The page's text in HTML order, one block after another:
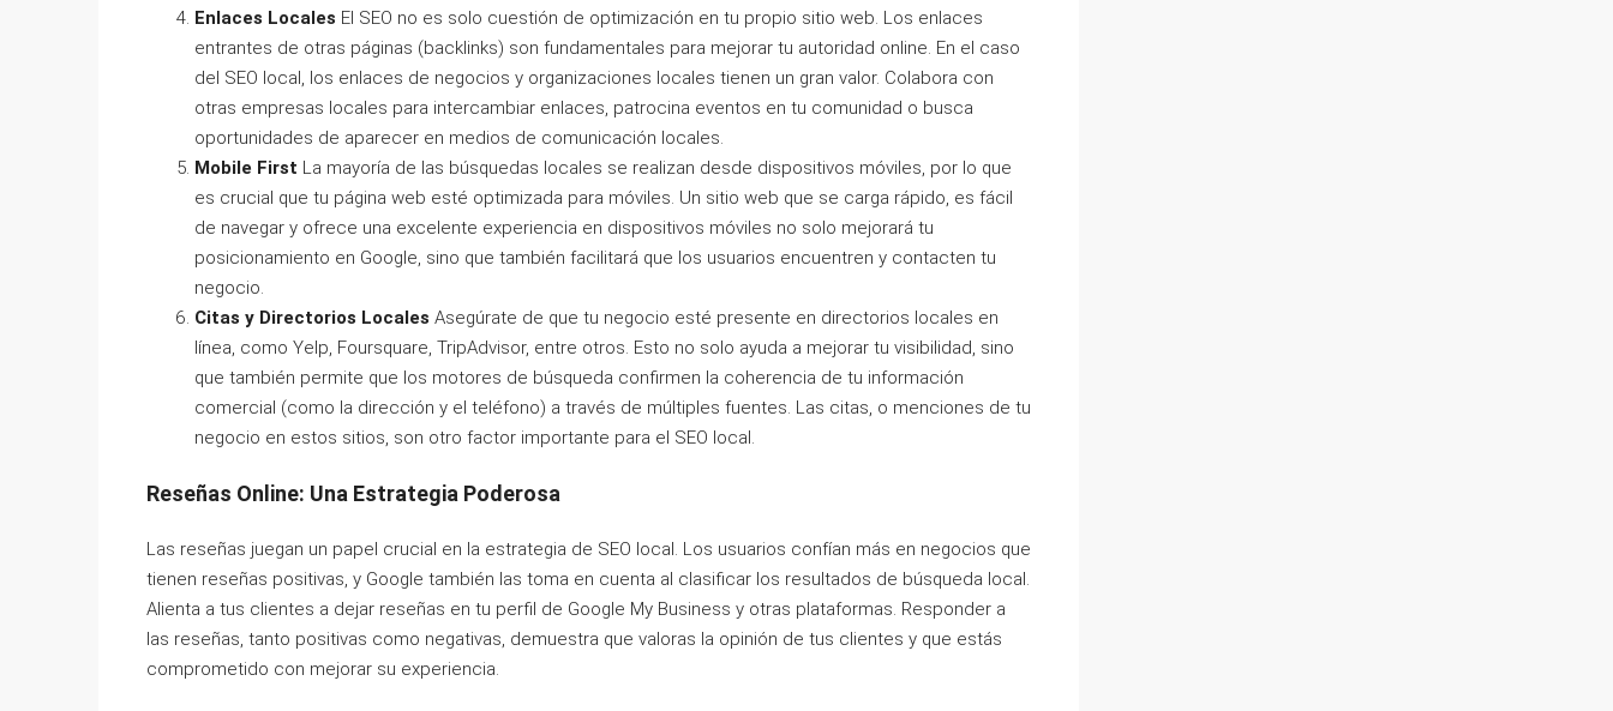
Enlaces Locales El SEO no es solo cuestión de optimización en tu propio sitio web. Los enlaces
entrantes de otras páginas (backlinks) son fundamentales para mejorar tu autoridad online. En el caso
del SEO local, los enlaces de negocios y organizaciones locales tienen un gran valor. Colabora con
otras empresas locales para intercambiar enlaces, patrocina eventos en tu comunidad o busca
oportunidades de aparecer en medios de comunicación locales.
Mobile First La mayoría de las búsquedas locales se realizan desde dispositivos móviles, por lo que
es crucial que tu página web esté optimizada para móviles. Un sitio web que se carga rápido, es fácil
de navegar y ofrece una excelente experiencia en dispositivos móviles no solo mejorará tu
posicionamiento en Google, sino que también facilitará que los usuarios encuentren y contacten tu
negocio.
Citas y Directorios Locales Asegúrate de que tu negocio esté presente en directorios locales en
línea, como Yelp, Foursquare, TripAdvisor, entre otros. Esto no solo ayuda a mejorar tu visibilidad, sino
que también permite que los motores de búsqueda confirmen la coherencia de tu información
comercial (como la dirección y el teléfono) a través de múltiples fuentes. Las citas, o menciones de tu
negocio en estos sitios, son otro factor importante para el SEO local.
Reseñas Online: Una Estrategia Poderosa
Las reseñas juegan un papel crucial en la estrategia de SEO local. Los usuarios confían más en negocios que
tienen reseñas positivas, y Google también las toma en cuenta al clasificar los resultados de búsqueda local.
Alienta a tus clientes a dejar reseñas en tu perfil de Google My Business y otras plataformas. Responder a
las reseñas, tanto positivas como negativas, demuestra que valoras la opinión de tus clientes y que estás
comprometido con mejorar su experiencia.